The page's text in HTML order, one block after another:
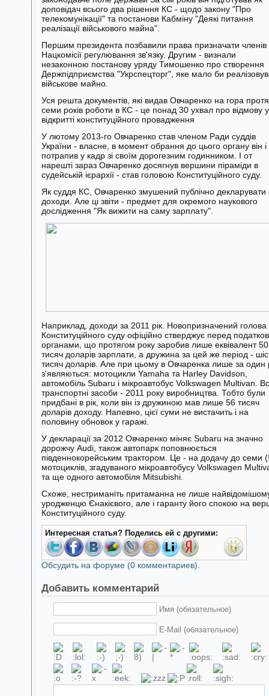
доповідач всього два рішення КС - щодо закону "Про
телекомунікації" та постанови Кабміну "Деякі питання
реалізації військового майна".
Першим президента позбавили права призначати членів
Нацкомісії регулювання зв'язку. Другим - визнали
незаконною постанову уряду Тимошенко про створення
Держпідприємства "Укрспецторг", яке мало би
військове майно.
Уся решта документів, які видав Овчаренко на гора
семи років роботи в КС - це понад 30 ухвал про відмову у
відкритті конституційного провадження
У лютому 2013-го Овчаренко став членом Ради суддів
України - власне, в момент обрання до цього органу він і
потрапив у кадр зі своїм дорогезним годинником. І от
нарешті зараз Овчаренко досягнув вершини піраміди в
судейській ієрархії - став головою Конституційного суду.
Як суддя КС, Овчаренко змушений публічно декларувати
доходи. Але ці звіти - предмет для окремого наукового
дослідження "Як вижити на саму зарплату".
Наприклад, доходи за 2011 рік. Новопризначений голова
Конституційного суду офіційно стверджує перед
органами, що протягом року заробив лише еквівалент 50
тисяч доларів зарплати, а дружина за цей же період -
тисяч доларів. Але при цьому в Овчаренка лише за один
з'являються: мотоцикли Yamaha та Harley Davidson,
автомобіль Subaru і мікроавтобус Volkswagen Multivan.
транспортні засоби - 2011 року виробництва. Тобто були
придбані в рік, коли він із дружиною мав лише 56 тисяч
доларів доходу. Напевно, цієї суми не вистачить і на
половину обновок у гаражі.
У декларації за 2012 Овчаренко міняє Subaru на значно
дорожчу Audi, також автопарк поповнюється
південнокорейським трактором. Це - на додачу до семи
мотоциклів, згадуваного мікроавтобусу Volkswagen
та ще одного автомобіля Mitsubishi.
Схоже, нестриманіть притаманна не лише
уродженцю Єнакієвого, але і гаранту його спокою на
Конституційного суду.
Интересная статья? Поделись ей с другими:
Обсудить на форуме (0 комментариев).
Добавить комментарий
Имя (обязательное)
E-Mail (обязательное)